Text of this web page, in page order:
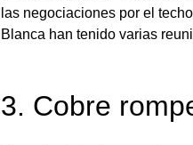
las negociaciones por el
Blanca han tenido varias
3. Cobre